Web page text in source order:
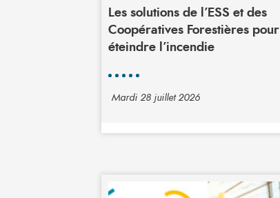
Les solutions de l’ESS et des
Coopératives Forestières pour
éteindre l’incendie
Mardi 28 juillet 2026